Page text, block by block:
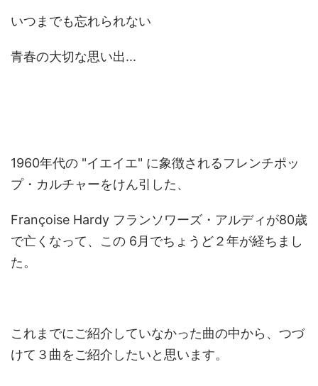
いつまでも忘れられない
青春の大切な思い出...
1960年代の "イエイエ" に象徴されるフレンチポッ
プ・カルチャーをけん引した、
Françoise Hardy フランソワーズ・アルディが80歳
で亡くなって、この 6月でちょうど２年が経ちまし
た。
これまでにご紹介していなかった曲の中から、つづ
けて３曲をご紹介したいと思います。